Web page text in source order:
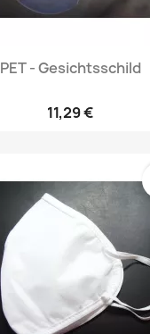
PET - Gesichtsschild
11,29 €